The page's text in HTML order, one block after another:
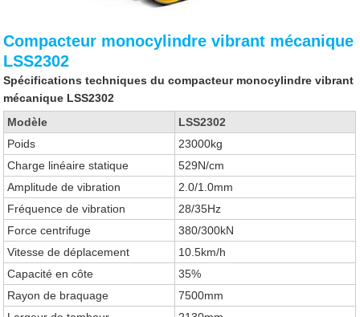
Compacteur monocylindre vibrant mécanique
LSS2302
Spécifications techniques du compacteur monocylindre vibrant
mécanique LSS2302
Modèle
LSS2302
Poids
23000kg
Charge linéaire statique
529N/cm
Amplitude de vibration
2.0/1.0mm
Fréquence de vibration
28/35Hz
Force centrifuge
380/300kN
Vitesse de déplacement
10.5km/h
Capacité en côte
35%
Rayon de braquage
7500mm